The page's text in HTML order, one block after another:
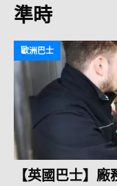
準時
歐洲巴士
【英國巴士】